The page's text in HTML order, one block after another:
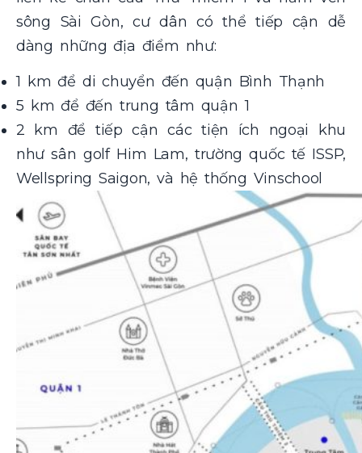
sông Sài Gòn, cư dân có thể tiếp cận dễ
dàng những địa điểm như:
1 km để di chuyển đến quận Bình Thạnh
5 km để đến trung tâm quận 1
2 km để tiếp cận các tiện ích ngoại khu
như sân golf Him Lam, trường quốc tế ISSP,
Wellspring Saigon, và hệ thống Vinschool